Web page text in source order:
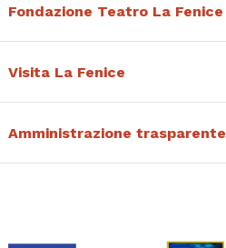
Fondazione Teatro La Fenice
Visita La Fenice
Amministrazione trasparente